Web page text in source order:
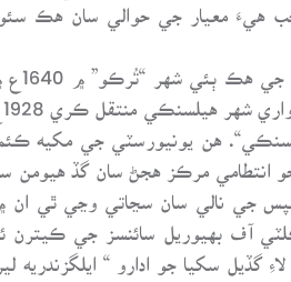
معيار جي حوالي سان هڪ سئو
هيلسنڪي“. هن يونيورسٽي جي
مرڪز هجڻ سان گڏ هيومن
جي نالي سان سڃاتي وڃي ٿي ان
آف بهيوريل سائنسز جي ڪيترن
گڏيل سکيا جو ادارو “